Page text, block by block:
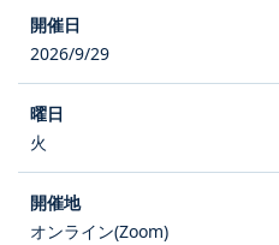
2026/9/29
火
オンライン(Zoom)